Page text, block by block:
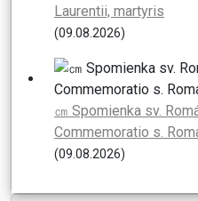
Laurentii, martyris
(09.08.2026)
㎝ Spomienka sv.
Commemoratio s.
(09.08.2026)